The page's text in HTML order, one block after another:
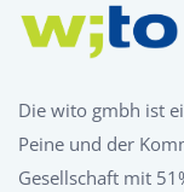
Die wito gmbh ist
Peine und der
Gesellschaft mit